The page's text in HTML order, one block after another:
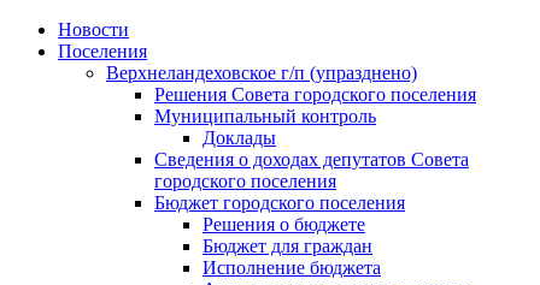
Skip
Новости
Поселения
Верхнеландеховское г/п (упразднено)
Решения Совета городского поселения
Муниципальный контроль
Доклады
Сведения о доходах депутатов Совета
городского поселения
Бюджет городского поселения
Решения о бюджете
Бюджет для граждан
Исполнение бюджета